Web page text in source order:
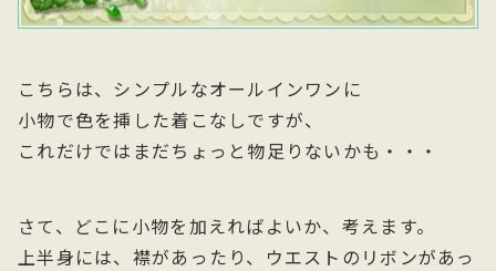
こちらは、シンプルなオールインワンに
小物で色を挿した着こなしですが、
これだけではまだちょっと物足りないかも・・・
さて、どこに小物を加えればよいか、考えます。
上半身には、襟があったり、ウエストのリボンがあっ